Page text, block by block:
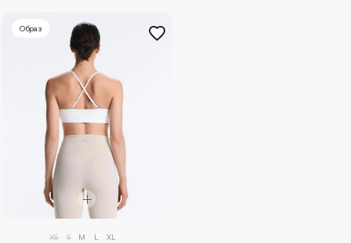
Образ
XS S M L XL